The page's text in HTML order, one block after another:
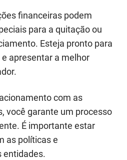
financeiras podem
para a quitação ou
Esteja pronto para
apresentar a melhor
com as
você garante um processo
É importante estar
as políticas e
entidades.